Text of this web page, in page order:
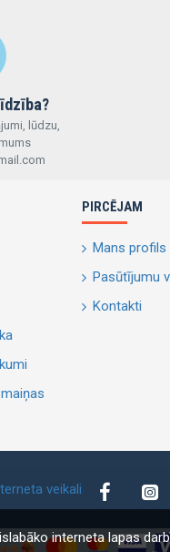
lūdzu,
PIRCĒJAM
Mans profils
Pasūtījumu
Kontakti
interneta lapas